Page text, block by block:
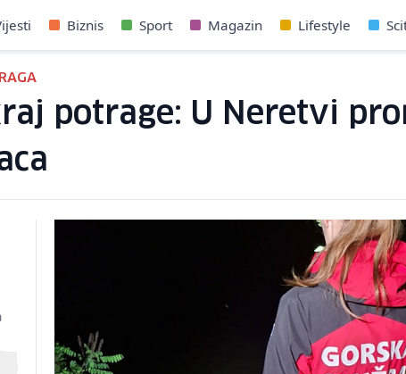
Biznis Sport Magazin Lifestyle
potrage: U Neretvi